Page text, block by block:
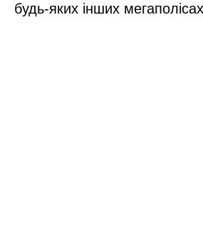
будь-яких інших мегаполісах